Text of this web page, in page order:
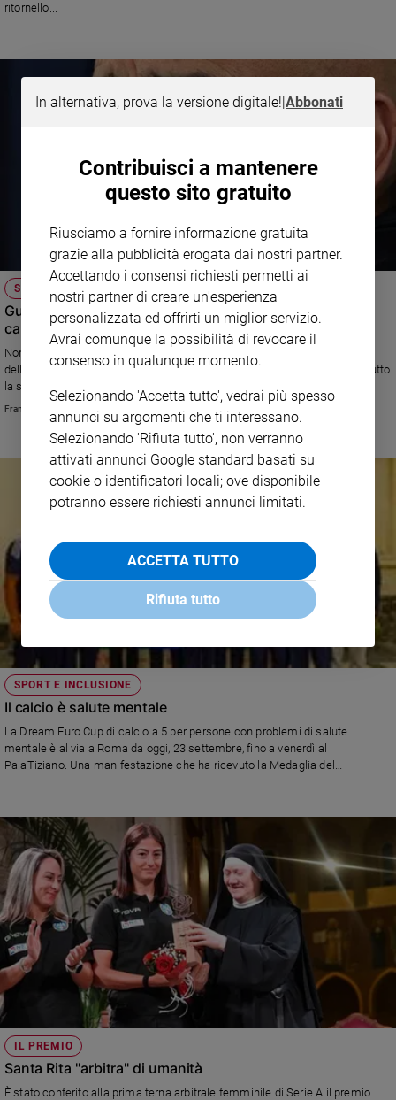
ritornello...
SPORT E VALORI
Guardiola autolesionista: e ora di chi è la colpa se un
calciatore si graffia la faccia per una sconfitta?
Non sempre grande campione e grand'uomo coincidono, come nel caso
dell'allenatore del Manchester City Pep Guardiola. Il suo gesto, e soprattutto
la sua esposizione in pubblico, è totalmente da biasimare
Francesco Anfossi
SPORT E INCLUSIONE
Il calcio è salute mentale
La Dream Euro Cup di calcio a 5 per persone con problemi di salute
mentale è al via a Roma da oggi, 23 settembre, fino a venerdì al
PalaTiziano. Una manifestazione che ha ricevuto la Medaglia del
IL PREMIO
Santa Rita "arbitra" di umanità
È stato conferito alla prima terna arbitrale femminile di Serie A il premio
In alternativa, prova la versione digitale!|Abbonati
Contribuisci a mantenere
questo sito gratuito
Riusciamo a fornire informazione gratuita
grazie alla pubblicità erogata dai nostri partner.
Accettando i consensi richiesti permetti ai
nostri partner di creare un'esperienza
personalizzata ed offrirti un miglior servizio.
Avrai comunque la possibilità di revocare il
consenso in qualunque momento.
Selezionando 'Accetta tutto', vedrai più spesso
annunci su argomenti che ti interessano.
Selezionando 'Rifiuta tutto', non verranno
attivati annunci Google standard basati su
cookie o identificatori locali; ove disponibile
potranno essere richiesti annunci limitati.
ACCETTA TUTTO
Rifiuta tutto